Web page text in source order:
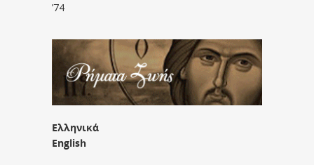
’74
Ελληνικά
English